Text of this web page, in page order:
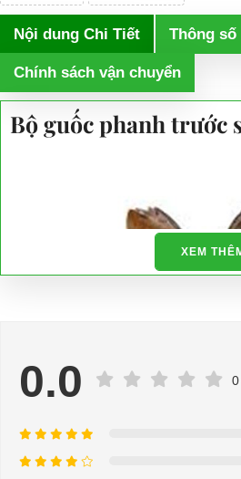
Nội dung Chi Tiết Thông
Chính sách vận chuyển
Bộ guốc phanh trước
XEM
0.0